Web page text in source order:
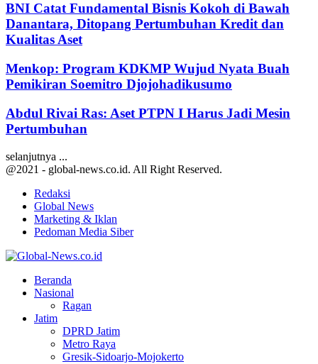
BNI Catat Fundamental Bisnis Kokoh di Bawah
Danantara, Ditopang Pertumbuhan Kredit dan
Kualitas Aset
Menkop: Program KDKMP Wujud Nyata Buah
Pemikiran Soemitro Djojohadikusumo
Abdul Rivai Ras: Aset PTPN I Harus Jadi Mesin
Pertumbuhan
selanjutnya ...
@2021 - global-news.co.id. All Right Reserved.
Redaksi
Global News
Marketing & Iklan
Pedoman Media Siber
Beranda
Nasional
Ragan
Jatim
DPRD Jatim
Metro Raya
Gresik-Sidoarjo-Mojokerto